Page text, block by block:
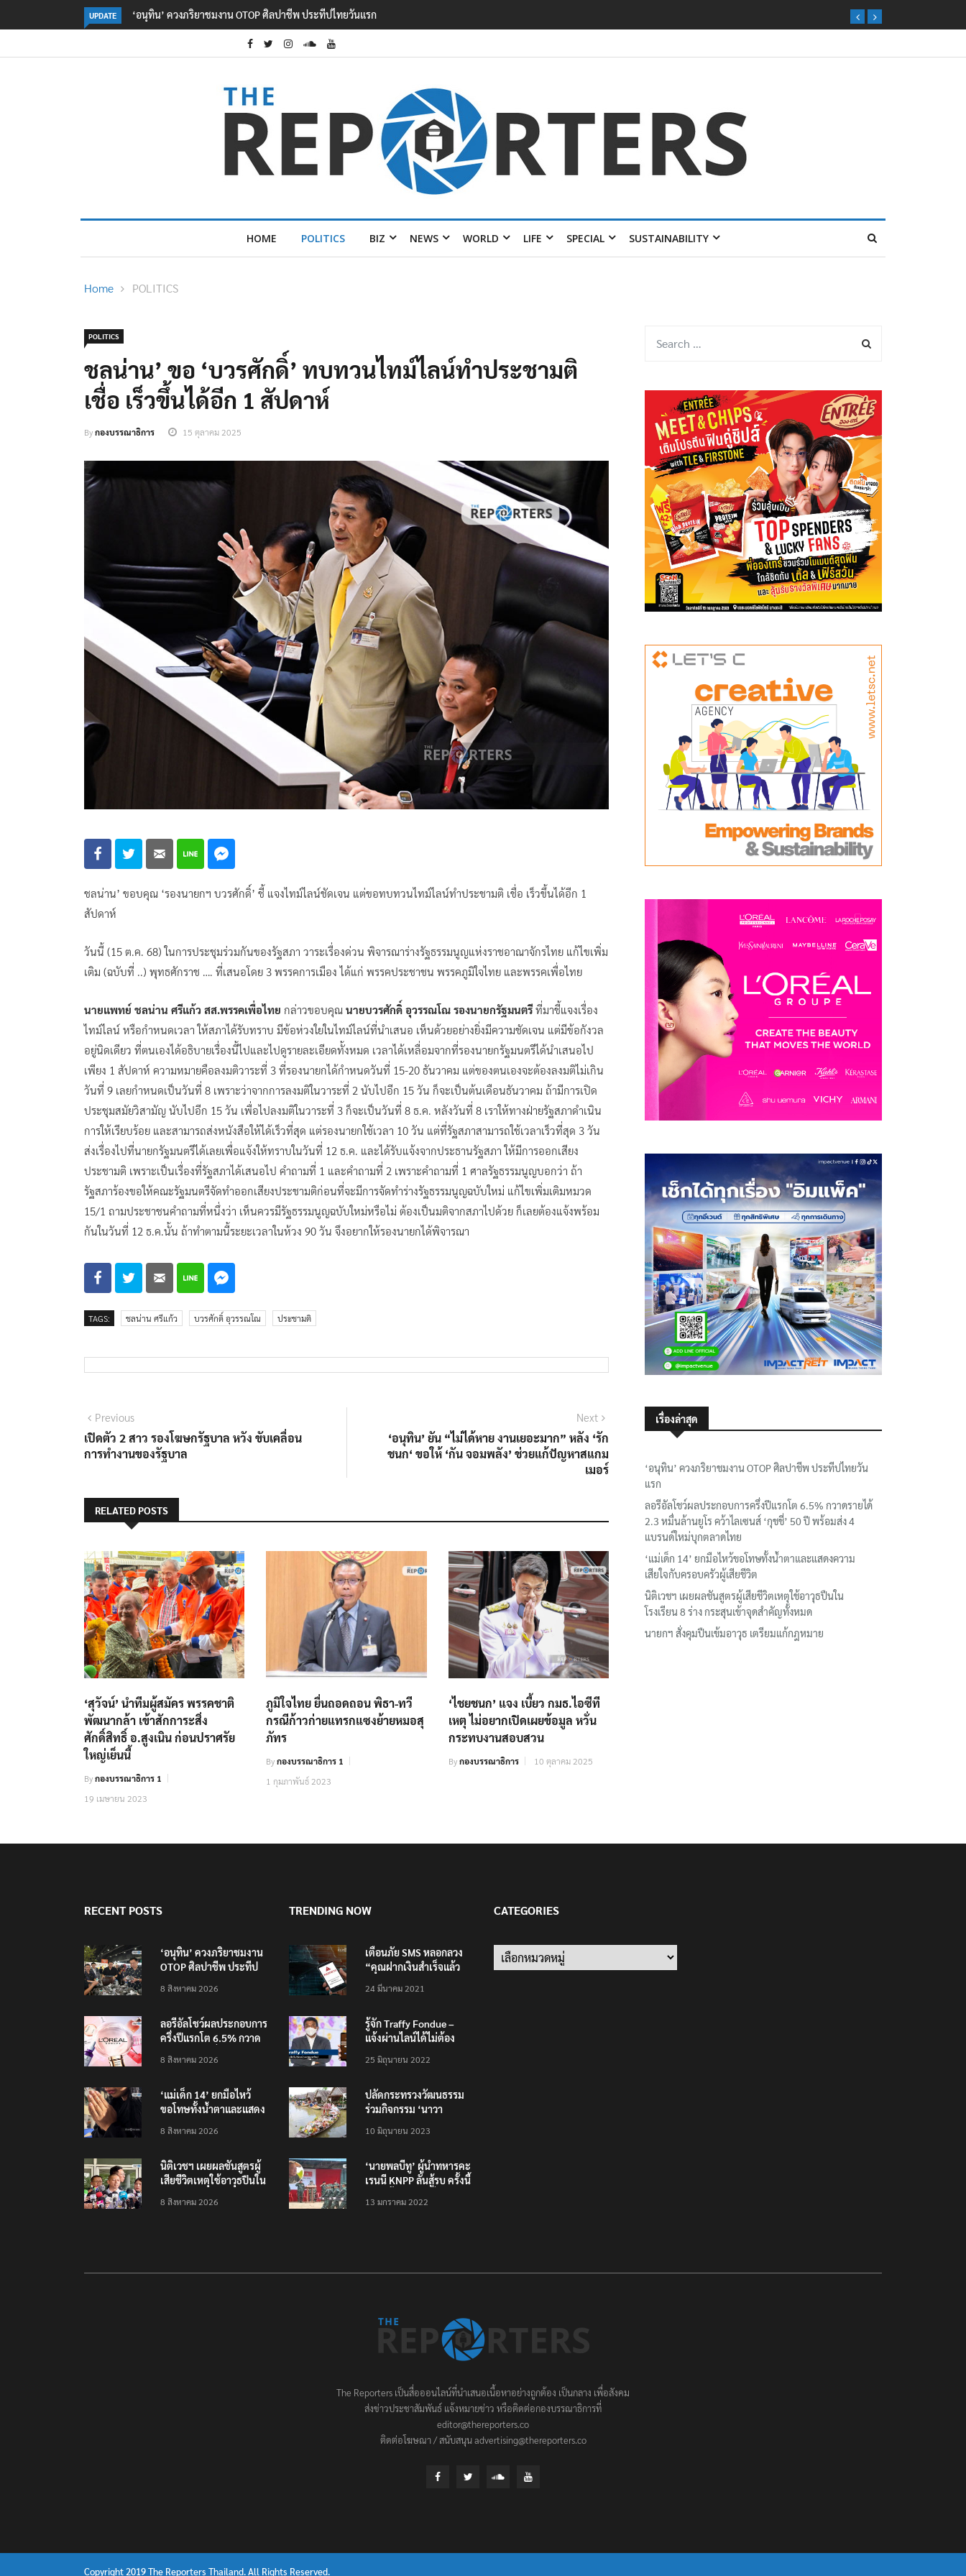
UPDATE
ศิลปาชีพ ประทีปไทยวันแรก ลอรีอัลโชว์ผลประกอบการครึ่งปีแรกโต 6.5% กวาดรายได้
2.3 หมื่นล้านยูโร คว้าไลเซนส์ ‘กุชชี่’ 50 ปี พร้อมส่ง 4 แบรนด์
HOME POLITICS BIZ NEWS WORLD LIFE SPECIAL SUSTAINABILITY
Home POLITICS
POLITICS
ชลน่าน’ ขอ ‘บวรศักดิ์’ ทบทวนไทม์ไลน์ทำประชามติ
เชื่อ เร็วขึ้นได้อีก 1 สัปดาห์
Byกองบรรณาธิการ 15 ตุลาคม 2025
ชลน่าน’ ขอบคุณ ‘รองนายกฯ บวรศักดิ์’ ชี้ แจงไทม์ไลน์ชัดเจน แต่ขอทบทวนไทม์ไลน์ทำประชามติ เชื่อ เร็วขึ้นได้อีก 1
สัปดาห์
วันนี้ (15 ต.ค. 68) ในการประชุมร่วมกันของรัฐสภา วาระเรื่องด่วน พิจารณาร่างรัฐธรรมนูญแห่งราชอาณาจักรไทย แก้ไขเพิ่ม
เติม (ฉบับที่ ..) พุทธศักราช …. ที่เสนอโดย 3 พรรคการเมือง ได้แก่ พรรคประชาชน พรรคภูมิใจไทย และพรรคเพื่อไทย
นายแพทย์ ชลน่าน ศรีแก้ว สส.พรรคเพื่อไทย กล่าวขอบคุณ นายบวรศักดิ์ อุวรรณโณ รองนายกรัฐมนตรี ที่มาชี้แจงเรื่อง
ไทม์ไลน์ หรือกำหนดเวลา ให้สภาได้รับทราบ มีข้อห่วงใยในไทม์ไลน์ที่นำเสนอ เห็นด้วยอย่างยิ่งมีความชัดเจน แต่มีข้อกังวล
อยู่นิดเดียว ที่ตนเองได้อธิบายเรื่องนี้ไปและไปดูรายละเอียดทั้งหมด เวลาได้เหลื่อมจากที่รองนายกรัฐมนตรีได้นำเสนอไป
เพียง 1 สัปดาห์ ความหมายคือลงมติวาระที่ 3 ที่รองนายกได้กำหนดวันที่ 15-20 ธันวาคม แต่ของตนเองจะต้องลงมติไม่เกิน
วันที่ 9 เลยกำหนดเป็นวันที่ 8 เพราะว่าจากการลงมติในวาระที่ 2 นับไปอีก 15 วัน ก็จะเป็นต้นเดือนธันวาคม ถ้ามีการเปิด
ประชุมสมัยวิสามัญ นับไปอีก 15 วัน เพื่อไปลงมติในวาระที่ 3 ก็จะเป็นวันที่ 8 ธ.ค. หลังวันที่ 8 เราให้ทางฝ่ายรัฐสภาดำเนิน
การให้เรียบร้อย และสามารถส่งหนังสือให้ได้เร็วที่สุด แต่รองนายกใช้เวลา 10 วัน แต่ที่รัฐสภาสามารถใช้เวลาเร็วที่สุด 3 วัน
ส่งเรื่องไปที่นายกรัฐมนตรีได้เลยเพื่อแจ้งให้ทราบในวันที่ 12 ธ.ค. และได้รับแจ้งจากประธานรัฐสภา ให้มีการออกเสียง
ประชามติ เพราะเป็นเรื่องที่รัฐสภาได้เสนอไป คำถามที่ 1 และคำถามที่ 2 เพราะคำถามที่ 1 ศาลรัฐธรรมนูญบอกว่า ถ้า
รัฐสภาร้องขอให้คณะรัฐมนตรีจัดทำออกเสียงประชามติก่อนที่จะมีการจัดทำร่างรัฐธรรมนูญฉบับใหม่ แก้ไขเพิ่มเติมหมวด
15/1 ถามประชาชนคำถามที่หนึ่งว่า เห็นควรมีรัฐธรรมนูญฉบับใหม่หรือไม่ ต้องเป็นมติจากสภาไปด้วย ก็เลยต้องแจ้งพร้อม
กันในวันที่ 12 ธ.ค.นั้น ถ้าทำตามนี้ระยะเวลาในห้วง 90 วัน จึงอยากให้รองนายกได้พิจารณา
TAGS: ชลน่าน ศรีแก้ว บวรศักดิ์ อุวรรณโณ ประชามติ
แนะแนว
เรื่อง
PreviousPrevious
post:
เปิดตัว 2 สาว รองโฆษกรัฐบาล หวัง ขับเคลื่อน
การทำงานของรัฐบาล
Next
‘อนุทิน’ ยัน “ไม่ได้หาย งานเยอะมาก” หลัง ‘รัก
ชนก‘ ขอให้ ‘กัน จอมพลัง’ ช่วยแก้ปัญหาสแกม
เมอร์
RELATED POSTS
‘สุวัจน์’ นำทีมผู้สมัคร พรรคชาติ
พัฒนากล้า เข้าสักการะสิ่ง
ศักดิ์สิทธิ์ อ.สูงเนิน ก่อนปราศรัย
ใหญ่เย็นนี้
Byกองบรรณาธิการ 1
19 เมษายน 2023
ภูมิใจไทย ยื่นถอดถอน พิธา-ทวี
กรณีก้าวก่ายแทรกแซงย้ายหมอสุ
ภัทร
Byกองบรรณาธิการ 1
1 กุมภาพันธ์ 2023
‘ไชยชนก’ แจง เบี้ยว กมธ.ไอซีที
เหตุ ไม่อยากเปิดเผยข้อมูล หวั่น
กระทบงานสอบสวน
Byกองบรรณาธิการ 10 ตุลาคม 2025
เรื่องล่าสุด
‘อนุทิน’ ควงภริยาชมงาน OTOP ศิลปาชีพ ประทีปไทยวัน
แรก
ลอรีอัลโชว์ผลประกอบการครึ่งปีแรกโต 6.5% กวาดรายได้
2.3 หมื่นล้านยูโร คว้าไลเซนส์ ‘กุชชี่’ 50 ปี พร้อมส่ง 4
แบรนด์ใหม่บุกตลาดไทย
‘แม่เด็ก 14’ ยกมือไหว้ขอโทษทั้งน้ำตาและแสดงความ
เสียใจกับครอบครัวผู้เสียชีวิต
นิติเวชฯ เผยผลชันสูตรผู้เสียชีวิตเหตุใช้อาวุธปืนใน
โรงเรียน 8 ร่าง กระสุนเข้าจุดสำคัญทั้งหมด
นายกฯ สั่งคุมปืนเข้มอาวุธ เตรียมแก้กฎหมาย
RECENT POSTS
‘อนุทิน’ ควงภริยาชมงาน
OTOP ศิลปาชีพ ประทีป
8 สิงหาคม 2026
ลอรีอัลโชว์ผลประกอบการ
ครึ่งปีแรกโต 6.5% กวาด
คว้าไลเซนส์ ‘กุชชี่’ 50 ปี
ตลาดไทย
8 สิงหาคม 2026
‘แม่เด็ก 14’ ยกมือไหว้
ขอโทษทั้งน้ำตาและแสดง
เสียชีวิต
8 สิงหาคม 2026
นิติเวชฯ เผยผลชันสูตรผู้
เสียชีวิตเหตุใช้อาวุธปืนใน
จุดสำคัญทั้งหมด
8 สิงหาคม 2026
TRENDING NOW
เตือนภัย SMS หลอกลวง
“คุณฝากเงินสำเร็จแล้ว
200,000 บาท”
24 มีนาคม 2021
รู้จัก Traffy Fondue –
แจ้งผ่านไลน์ได้ไม่ต้อง
ทั่วไทย ไม่ใช่แค่ในกรุง
25 มิถุนายน 2022
ปลัดกระทรวงวัฒนธรรม
ร่วมกิจกรรม ‘นาวา
ตักบาตรทางน้ำ
10 มิถุนายน 2023
‘นายพลบีทู’ ผู้นำทหารคะ
เรนนี KNPP ลั่นสู้รบ ครั้งนี้
ประชาชนต้องชนะ
13 มกราคม 2022
CATEGORIES
Categories
The Reporters เป็นสื่อออนไลน์ที่นำเสนอเนื้อหาอย่างถูกต้อง เป็นกลาง เพื่อสังคม
ส่งข่าวประชาสัมพันธ์ แจ้งหมายข่าว หรือติดต่อกองบรรณาธิการที่
editor@thereporters.co
ติดต่อโฆษณา / สนับสนุน advertising@thereporters.co
Copyright 2019 The Reporters Thailand. All Rights Reserved.